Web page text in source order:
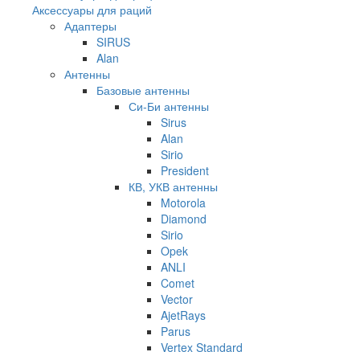
Аксессуары для раций
Адаптеры
SIRUS
Alan
Антенны
Базовые антенны
Си-Би антенны
Sirus
Alan
Sirio
President
КВ, УКВ антенны
Motorola
Diamond
Sirio
Opek
ANLI
Comet
Vector
AjetRays
Parus
Vertex Standard